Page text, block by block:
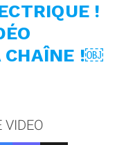
!
CHAÎNE !￼
VIDEO